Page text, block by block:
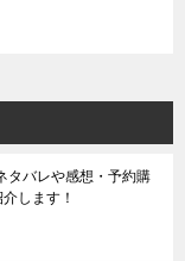
タバレや感想・予約購
します！